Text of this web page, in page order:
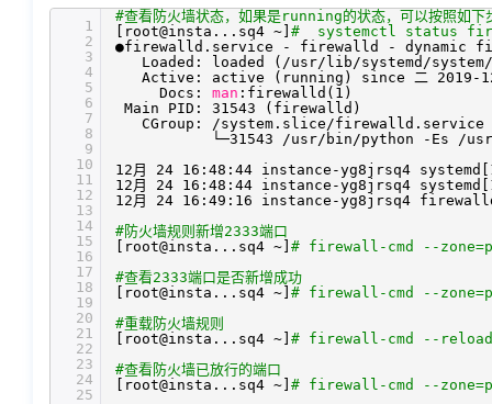
1
2
3
4
5
6
7
8
9
10
11
12
13
14
15
16
17
18
19
20
21
22
23
24
25
#查看防火墙状态，如果是running的状态，可以按照如下
[root@insta...sq4 ~] # systemctl status
●firewalld.service - firewalld - dynamic
Loaded: loaded ( /usr/lib/systemd/
Active: active (running) since 二 2019-
Docs: man :firewalld(1)
Main PID: 31543 (firewalld)
CGroup:
/system .slice /firewalld .service
└─31543
/usr/bin/python -Es
/
12月 24 16:48:44 instance-yg8jrsq4
12月 24 16:48:44 instance-yg8jrsq4
12月 24 16:49:16 instance-yg8jrsq4
#防火墙规则新增2333端口
[root@insta...sq4 ~] # firewall-cmd --
#查看2333端口是否新增成功
[root@insta...sq4 ~] # firewall-cmd --
#重载防火墙规则
[root@insta...sq4 ~] # firewall-cmd --reload
#查看防火墙已放行的端口
[root@insta...sq4 ~] # firewall-cmd --